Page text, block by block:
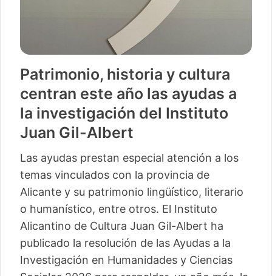
Patrimonio, historia y cultura
centran este año las ayudas a
la investigación del Instituto
Juan Gil-Albert
Las ayudas prestan especial atención a los
temas vinculados con la provincia de
Alicante y su patrimonio lingüístico, literario
o humanístico, entre otros. El Instituto
Alicantino de Cultura Juan Gil-Albert ha
publicado la resolución de las Ayudas a la
Investigación en Humanidades y Ciencias